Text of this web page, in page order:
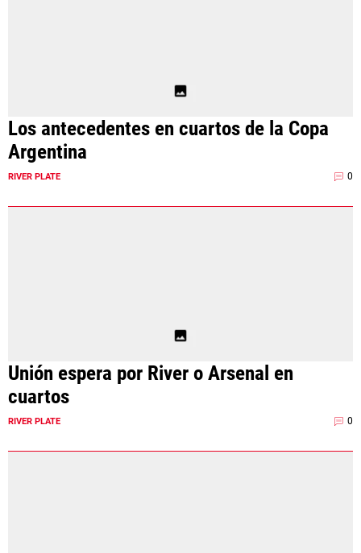
Los antecedentes en cuartos de la Copa
Argentina
RIVER PLATE 0
Unión espera por River o Arsenal en
cuartos
RIVER PLATE 0